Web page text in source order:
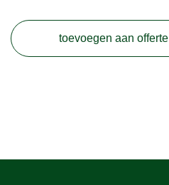
toevoegen aan offerte